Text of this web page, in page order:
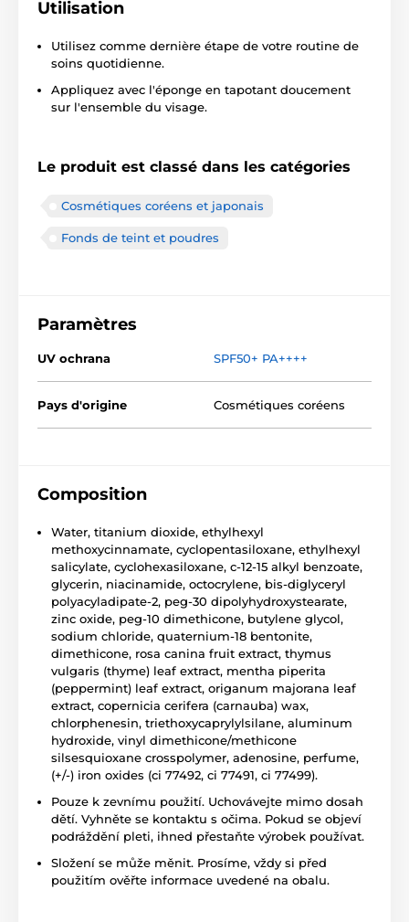
Utilisation
Utilisez comme dernière étape de votre routine de
soins quotidienne.
Appliquez avec l'éponge en tapotant doucement
sur l'ensemble du visage.
Le produit est classé dans les catégories
Cosmétiques coréens et japonais
Fonds de teint et poudres
Paramètres
UV ochrana SPF50+ PA++++
Pays d'origine Cosmétiques coréens
Composition
Water, titanium dioxide, ethylhexyl
methoxycinnamate, cyclopentasiloxane, ethylhexyl
salicylate, cyclohexasiloxane, c-12-15 alkyl benzoate,
glycerin, niacinamide, octocrylene, bis-diglyceryl
polyacyladipate-2, peg-30 dipolyhydroxystearate,
zinc oxide, peg-10 dimethicone, butylene glycol,
sodium chloride, quaternium-18 bentonite,
dimethicone, rosa canina fruit extract, thymus
vulgaris (thyme) leaf extract, mentha piperita
(peppermint) leaf extract, origanum majorana leaf
extract, copernicia cerifera (carnauba) wax,
chlorphenesin, triethoxycaprylylsilane, aluminum
hydroxide, vinyl dimethicone/methicone
silsesquioxane crosspolymer, adenosine, perfume,
(+/-) iron oxides (ci 77492, ci 77491, ci 77499).
Pouze k zevnímu použití. Uchovávejte mimo dosah
dětí. Vyhněte se kontaktu s očima. Pokud se objeví
podráždění pleti, ihned přestaňte výrobek používat.
Složení se může měnit. Prosíme, vždy si před
použitím ověřte informace uvedené na obalu.